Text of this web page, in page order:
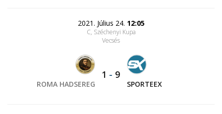
2021. Július 24. 12:05
C, Széchenyi Kupa
Vecsés
ROMA HADSEREG
1 - 9
SPORTEEX